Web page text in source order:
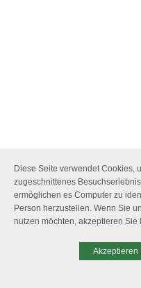
Diese Seite verwendet Cookies,
zugeschnittenes
ermöglichen es Computer zu
Person herzustellen. Wenn Sie
nutzen möchten, akzeptieren Sie
Akzeptieren